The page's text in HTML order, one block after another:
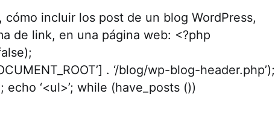
incluir los post de un blog WordPress,
de link, en una página web: <?php
. ‘/blog/wp-blog-header.php’);
echo ‘<ul>’; while (have_posts ())